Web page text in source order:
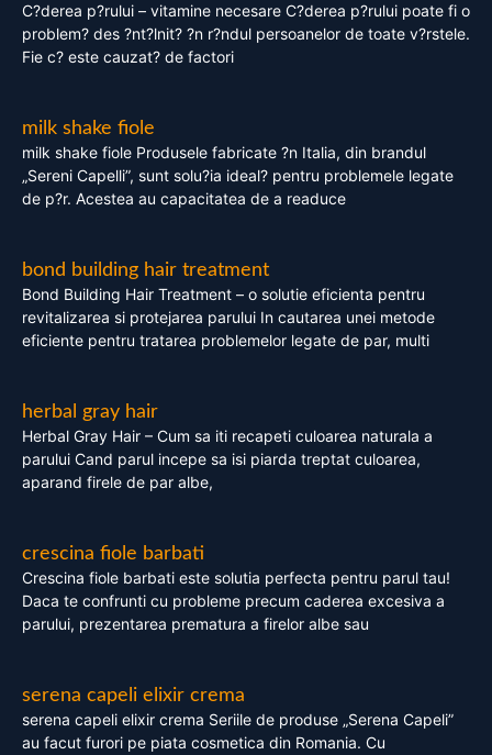
C?derea p?rului – vitamine necesare C?derea p?rului poate fi o
problem? des ?nt?lnit? ?n r?ndul persoanelor de toate v?rstele.
Fie c? este cauzat? de factori
milk shake fiole
milk shake fiole Produsele fabricate ?n Italia, din brandul
„Sereni Capelli”, sunt solu?ia ideal? pentru problemele legate
de p?r. Acestea au capacitatea de a readuce
bond building hair treatment
Bond Building Hair Treatment – o solutie eficienta pentru
revitalizarea si protejarea parului In cautarea unei metode
eficiente pentru tratarea problemelor legate de par, multi
herbal gray hair
Herbal Gray Hair – Cum sa iti recapeti culoarea naturala a
parului Cand parul incepe sa isi piarda treptat culoarea,
aparand firele de par albe,
crescina fiole barbati
Crescina fiole barbati este solutia perfecta pentru parul tau!
Daca te confrunti cu probleme precum caderea excesiva a
parului, prezentarea prematura a firelor albe sau
serena capeli elixir crema
serena capeli elixir crema Seriile de produse „Serena Capeli”
au facut furori pe piata cosmetica din Romania. Cu